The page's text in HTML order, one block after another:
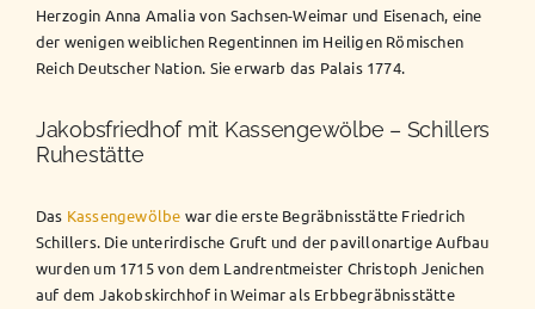
Herzogin Anna Amalia von Sachsen-Weimar und Eisenach, eine
der wenigen weiblichen Regentinnen im Heiligen Römischen
Reich Deutscher Nation. Sie erwarb das Palais 1774.
Jakobsfriedhof mit Kassengewölbe – Schillers
Ruhestätte
Das Kassengewölbe war die erste Begräbnisstätte Friedrich
Schillers. Die unterirdische Gruft und der pavillonartige Aufbau
wurden um 1715 von dem Landrentmeister Christoph Jenichen
auf dem Jakobskirchhof in Weimar als Erbbegräbnisstätte